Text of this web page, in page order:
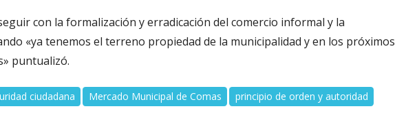
con la formalización y erradicación del comercio informal y la
«ya tenemos el terreno propiedad de la municipalidad y en los próximos
puntualizó.
ciudadana Mercado Municipal de Comas
principio de orden y autoridad